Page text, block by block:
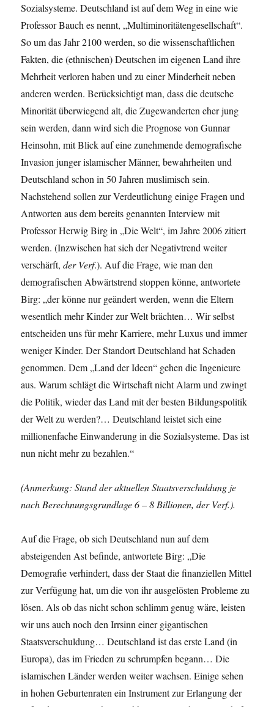
Sozialsysteme. Deutschland ist auf dem Weg in eine wie
Professor Bauch es nennt, „Multiminoritätengesellschaft“.
So um das Jahr 2100 werden, so die wissenschaftlichen
Fakten, die (ethnischen) Deutschen im eigenen Land ihre
Mehrheit verloren haben und zu einer Minderheit neben
anderen werden. Berücksichtigt man, dass die deutsche
Minorität überwiegend alt, die Zugewanderten eher jung
sein werden, dann wird sich die Prognose von Gunnar
Heinsohn, mit Blick auf eine zunehmende demografische
Invasion junger islamischer Männer, bewahrheiten und
Deutschland schon in 50 Jahren muslimisch sein.
Nachstehend sollen zur Verdeutlichung einige Fragen und
Antworten aus dem bereits genannten Interview mit
Professor Herwig Birg in „Die Welt“, im Jahre 2006 zitiert
werden. (Inzwischen hat sich der Negativtrend weiter
verschärft,der Verf.). Auf die Frage, wie man den
demografischen Abwärtstrend stoppen könne, antwortete
Birg: „der könne nur geändert werden, wenn die Eltern
wesentlich mehr Kinder zur Welt brächten… Wir selbst
entscheiden uns für mehr Karriere, mehr Luxus und immer
weniger Kinder. Der Standort Deutschland hat Schaden
genommen. Dem „Land der Ideen“ gehen die Ingenieure
aus. Warum schlägt die Wirtschaft nicht Alarm und zwingt
die Politik, wieder das Land mit der besten Bildungspolitik
der Welt zu werden?… Deutschland leistet sich eine
millionenfache Einwanderung in die Sozialsysteme. Das ist
nun nicht mehr zu bezahlen.“
(Anmerkung: Stand der aktuellen Staatsverschuldung je
nach Berechnungsgrundlage 6 – 8 Billionen, der Verf.).
Auf die Frage, ob sich Deutschland nun auf dem
absteigenden Ast befinde, antwortete Birg: „Die
Demografie verhindert, dass der Staat die finanziellen Mittel
zur Verfügung hat, um die von ihr ausgelösten Probleme zu
lösen. Als ob das nicht schon schlimm genug wäre, leisten
wir uns auch noch den Irrsinn einer gigantischen
Staatsverschuldung… Deutschland ist das erste Land (in
Europa), das im Frieden zu schrumpfen begann… Die
islamischen Länder werden weiter wachsen. Einige sehen
in hohen Geburtenraten ein Instrument zur Erlangung der